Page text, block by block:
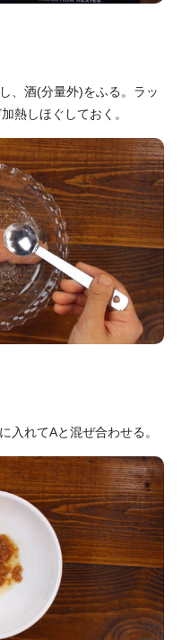
、酒(分量外)をふる。ラッ
熱しほぐしておく。
入れてAと混ぜ合わせる。